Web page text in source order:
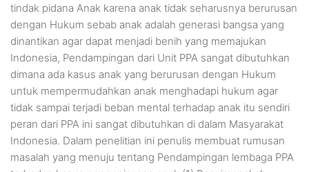
tindak pidana Anak karena anak tidak seharusnya berurusan
dengan Hukum sebab anak adalah generasi bangsa yang
dinantikan agar dapat menjadi benih yang memajukan
Indonesia, Pendampingan dari Unit PPA sangat dibutuhkan
dimana ada kasus anak yang berurusan dengan Hukum
untuk mempermudahkan anak menghadapi hukum agar
tidak sampai terjadi beban mental terhadap anak itu sendiri
peran dari PPA ini sangat dibutuhkan di dalam Masyarakat
Indonesia. Dalam penelitian ini penulis membuat rumusan
masalah yang menuju tentang Pendampingan lembaga PPA